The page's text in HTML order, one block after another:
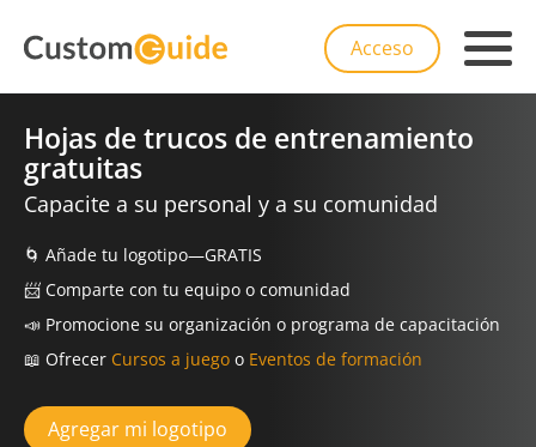
Acceso
Hojas de trucos de entrenamiento
gratuitas
Capacite a su personal y a su comunidad
🌀 Añade tu logotipo—GRATIS
📨️ Comparte con tu equipo o comunidad
📣 Promocione su organización o programa de capacitación
📖 Ofrecer Cursos a juego o Eventos de formación
Agregar mi logotipo